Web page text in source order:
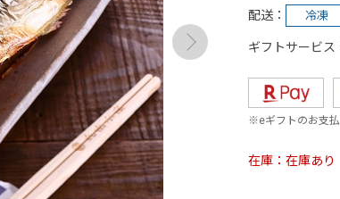
配送 冷凍
ギフトサービス
※eギフトのお支払
在庫 在庫あり